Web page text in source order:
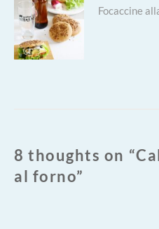
Next
post:
Focaccine
8 thoughts on “
al forno”